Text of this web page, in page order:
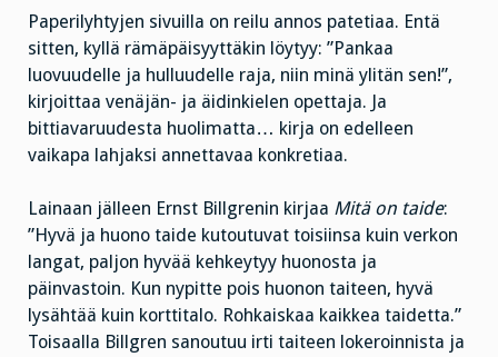
Paperilyhtyjen sivuilla on reilu annos patetiaa. Entä
sitten, kyllä rämäpäisyyttäkin löytyy: ”Pankaa
luovuudelle ja hulluudelle raja, niin minä ylitän sen!”,
kirjoittaa venäjän- ja äidinkielen opettaja. Ja
bittiavaruudesta huolimatta… kirja on edelleen
vaikapa lahjaksi annettavaa konkretiaa.
Lainaan jälleen Ernst Billgrenin kirjaa Mitä on taide:
”Hyvä ja huono taide kutoutuvat toisiinsa kuin verkon
langat, paljon hyvää kehkeytyy huonosta ja
päinvastoin. Kun nypitte pois huonon taiteen, hyvä
lysähtää kuin korttitalo. Rohkaiskaa kaikkea taidetta.”
Toisaalla Billgren sanoutuu irti taiteen lokeroinnista ja